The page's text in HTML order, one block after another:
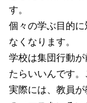
す。
個々の学ぶ目的
なくなります。
学校は集団行動
たらいいんです。
実際には、教員